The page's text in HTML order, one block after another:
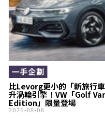
比Levorg更小的「新旅行
升渦輪引擎！VW「Golf
Edition」限量登場
一手企劃
2026-08-08